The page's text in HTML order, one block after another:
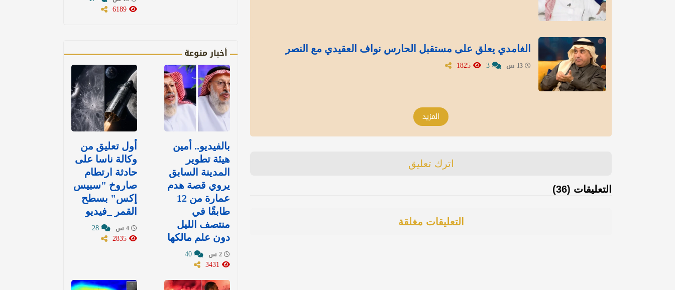
الغامدي يعلق على مستقبل الحارس نواف العقيدي مع النصر
المزيد
اترك تعليق
التعليقات (36)
التعليقات مغلقة
أخبار منوعة
بالفيديو.. أمين
هيئة تطوير
المدينة السابق
يروي قصة هدم
عمارة من 12
طابقًا في
منتصف الليل
دون علم مالكها
أول تعليق من
وكالة ناسا على
حادثة ارتطام
صاروخ "سبيس
إكس" بسطح
القمر _فيديو